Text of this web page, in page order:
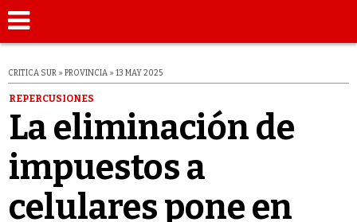
CRITICA SUR » PROVINCIA » 13 MAY 2025
REPERCUSIONES
La eliminación de
impuestos a
celulares pone en